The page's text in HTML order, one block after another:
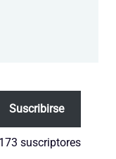
Suscribirse
suscriptores